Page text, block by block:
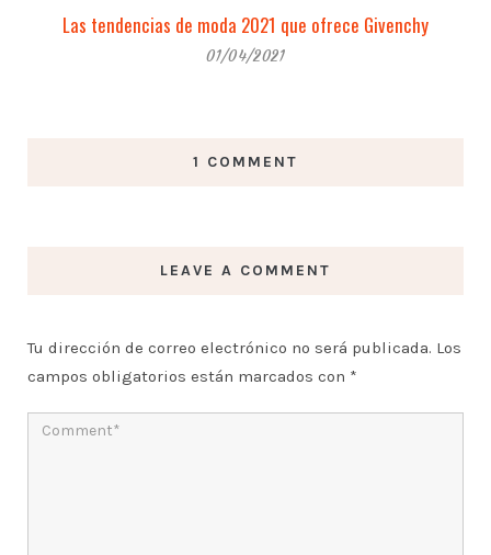
Las tendencias de moda 2021 que ofrece Givenchy
01/04/2021
1 COMMENT
LEAVE A COMMENT
Tu dirección de correo electrónico no será publicada. Los
campos obligatorios están marcados con *